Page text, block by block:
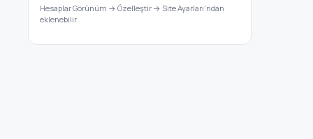
Hesaplar Görünüm → Özelleştir → Site Ayarları'ndan
eklenebilir.